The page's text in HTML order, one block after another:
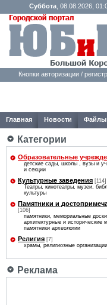
Суббота, 08.08.2026,
Кнопки авторизации /
Главная Новости Файлы
Категории
Образовательные
детские сады, школы , вузы и
и секции
Культурные заведения [114]
Театры, кинотеатры, музеи,
культуры
Памятники и
[106]
памятники, мемориальные
архитектурные и исторические
памятники археологии
Религия [7]
храмы, религиозные организации
Реклама